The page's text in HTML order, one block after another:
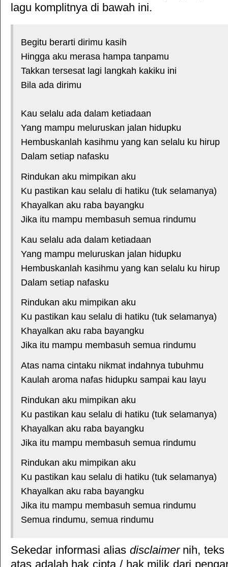
lagu komplitnya di bawah ini.
Begitu berarti dirimu kasih
Hingga aku merasa hampa tanpamu
Takkan tersesat lagi langkah kakiku ini
Bila ada dirimu
Kau selalu ada dalam ketiadaan
Yang mampu meluruskan jalan hidupku
Hembuskanlah kasihmu yang kan selalu ku hirup
Dalam setiap nafasku
Rindukan aku mimpikan aku
Ku pastikan kau selalu di hatiku (tuk selamanya)
Khayalkan aku raba bayangku
Jika itu mampu membasuh semua rindumu
Kau selalu ada dalam ketiadaan
Yang mampu meluruskan jalan hidupku
Hembuskanlah kasihmu yang kan selalu ku hirup
Dalam setiap nafasku
Rindukan aku mimpikan aku
Ku pastikan kau selalu di hatiku (tuk selamanya)
Khayalkan aku raba bayangku
Jika itu mampu membasuh semua rindumu
Atas nama cintaku nikmat indahnya tubuhmu
Kaulah aroma nafas hidupku sampai kau layu
Rindukan aku mimpikan aku
Ku pastikan kau selalu di hatiku (tuk selamanya)
Khayalkan aku raba bayangku
Jika itu mampu membasuh semua rindumu
Rindukan aku mimpikan aku
Ku pastikan kau selalu di hatiku (tuk selamanya)
Khayalkan aku raba bayangku
Jika itu mampu membasuh semua rindumu
Semua rindumu, semua rindumu
Sekedar informasi alias disclaimernih, teks
atas adalah hak cipta / hak milik dari